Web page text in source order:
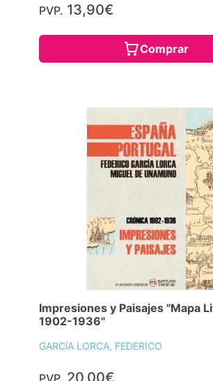
PVP. 13,90€
Comprar
Impresiones y Paisajes "Mapa
1902-1936"
GARCíA LORCA, FEDERICO